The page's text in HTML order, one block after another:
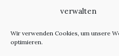
verwalten
Wir verwenden Cookies, um unsere
optimieren.